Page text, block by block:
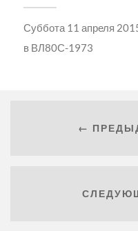
Суббота 11 апреля
в ВЛ80С-1973
←